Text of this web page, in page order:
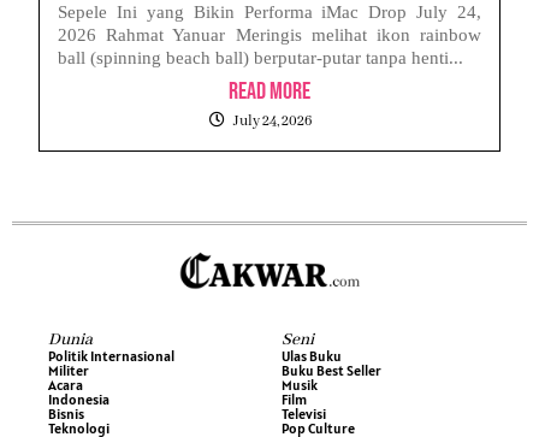
Sepele Ini yang Bikin Performa iMac Drop July 24,
2026 Rahmat Yanuar Meringis melihat ikon rainbow
ball (spinning beach ball) berputar-putar tanpa henti...
Read More
July 24, 2026
Dunia
Politik Internasional
Militer
Acara
Indonesia
Bisnis
Teknologi
Seni
Ulas Buku
Buku Best Seller
Musik
Film
Televisi
Pop Culture